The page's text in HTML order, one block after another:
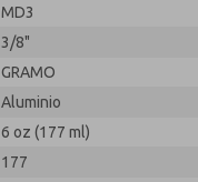
MD3
3/8"
GRAMO
Aluminio
6 oz (177 ml)
177